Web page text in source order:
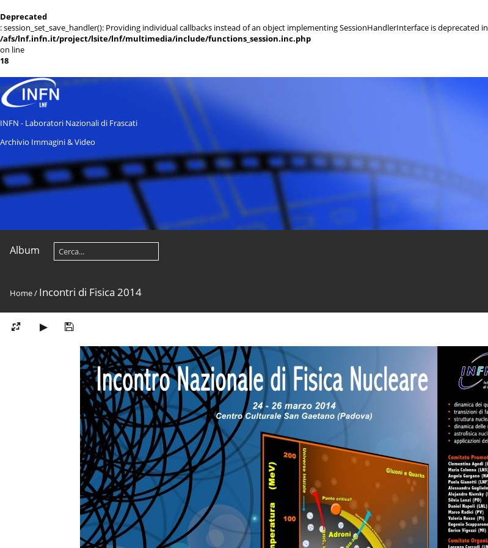
Deprecated
: session_set_save_handler(): Providing individual callbacks instead of an object implementing SessionHandlerInterface is deprecated in
/afs/lnf.infn.it/project/lsite/lnf/multimedia/include/functions_session.inc.php
on line
18
INFN - Laboratori Nazionali di Frascati
Archivio Immagini & Video
Album
Home/ Incontri di Fisica 2014